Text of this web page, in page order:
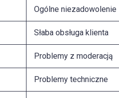
Ogólne niezadowolenie
Słaba obsługa klienta
Problemy z moderacją
Problemy techniczne